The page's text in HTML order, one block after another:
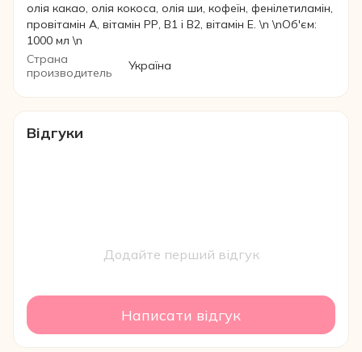
олія какао, олія кокоса, олія ши, кофеїн, фенілетиламін,
провітамін А, вітамін РР, В1 і В2, вітамін Е. \n \nОб'єм:
1000 мл \n
Страна
производитель
Україна
Відгуки
Додайте перший відгук
Написати відгук